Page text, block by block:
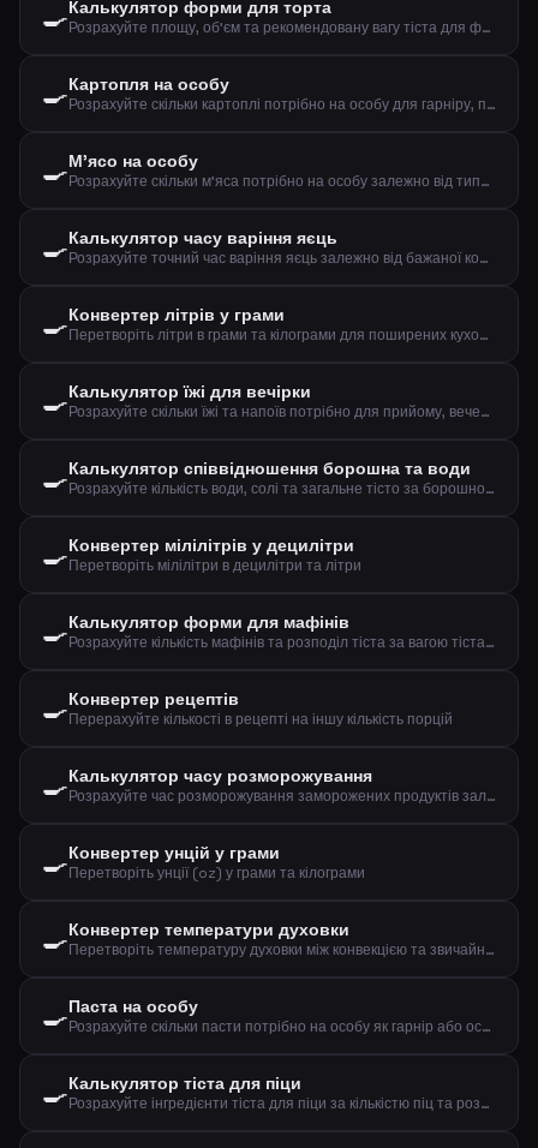
🍳Калькулятор форми для торта
Розрахуйте площу, об'єм та рекомендовану вагу тіста для форми
🍳Картопля на особу
Розрахуйте скільки картоплі потрібно на особу для гарніру, пюре чи печеної картоплі
🍳М'ясо на особу
Розрахуйте скільки м'яса потрібно на особу залежно від типу м'яса та способу приготування
🍳Калькулятор часу варіння яєць
Розрахуйте точний час варіння яєць залежно від бажаної консистенції, розміру та початкової температури
🍳Конвертер літрів у грами
Перетворіть літри в грами та кілограми для поширених кухонних інгредієнтів
🍳Калькулятор їжі для вечірки
Розрахуйте скільки їжі та напоїв потрібно для прийому, вечері або обіду
🍳Калькулятор співвідношення борошна та води
Розрахуйте кількість води, солі та загальне тісто за борошном та бажаною гідратацією
🍳Конвертер мілілітрів у децилітри
Перетворіть мілілітри в децилітри та літри
🍳Калькулятор форми для мафінів
Розрахуйте кількість мафінів та розподіл тіста за вагою тіста та розміром
🍳Конвертер рецептів
Перерахуйте кількості в рецепті на іншу кількість порцій
🍳Калькулятор часу розморожування
Розрахуйте час розморожування заморожених продуктів залежно від ваги, типу та методу
🍳Конвертер унцій у грами
Перетворіть унції (oz) у грами та кілограми
🍳Конвертер температури духовки
Перетворіть температуру духовки між конвекцією та звичайним режимом, плюс газова позначка
🍳Паста на особу
Розрахуйте скільки пасти потрібно на особу як гарнір або основну страву
🍳Калькулятор тіста для піци
Розрахуйте інгредієнти тіста для піци за кількістю піц та розміром